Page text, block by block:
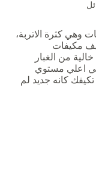
وهي كثرة الاتربة،
مكيفات
خالية من الغبار
اعلي مستوي
تكيفك كانه جديد لم